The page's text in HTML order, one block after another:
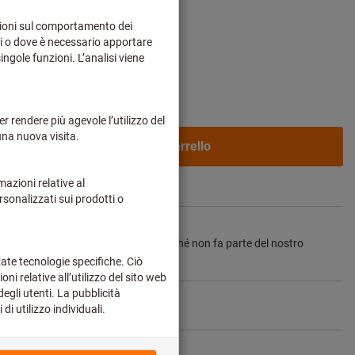
più spese di spedizione
Nel carrello
3 settimane
direttamente dal produttore, poiché non fa parte del nostro
è disponibile a magazzino.
Condividi articolo